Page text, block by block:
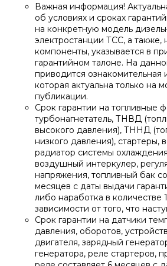
Важная информация!
об условиях и сроках
на конкретную модель
электростанции ТСС, а также,
компоненты, указывается в
гарантийном талоне. На
приводится ознакомительная
которая актуальна только на
публикации.
Срок гарантии на топливные
турбонагнетатель, ТНВД
высокого давления), ТННД
низкого давления), стартеры,
радиатор системы
воздушный интеркулер,
напряжения, топливный бак
месяцев с даты выдачи
либо наработка в количестве
зависимости от того, что
Срок гарантии на датчики
давления, оборотов,
двигателя, зарядный
генератора, реле стартеров,